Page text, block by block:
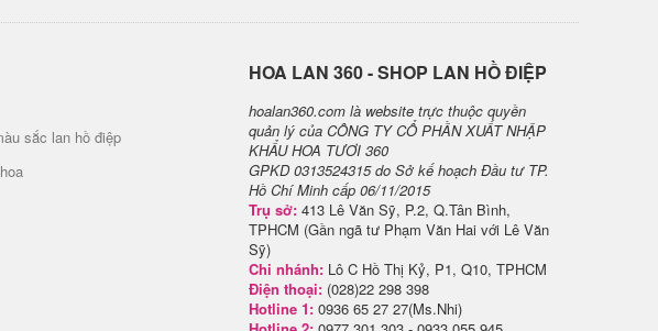
sắc lan hồ điệp
H​OA LAN 360 - SHOP LAN HỒ ĐIỆP
hoalan360.com là website trực thuộc quyền
quản lý của CÔNG TY CỔ PHẦN XUẤT NHẬP
KHẨU HOA TƯƠI 360
GPKD 0313524315 do Sở kế hoạch Đầu tư TP.
Hồ Chí Minh cấp 06/11/2015
Trụ sở: 413 Lê Văn Sỹ, P.2, Q.Tân Bình,
TPHCM (Gần ngã tư Phạm Văn Hai với Lê Văn
Sỹ)
Chi nhánh: Lô C Hồ Thị Kỷ, P1, Q10, TPHCM
Điện thoại: (028)22 298 398
Hotline 1: 0936 65 27 27(Ms.Nhi)